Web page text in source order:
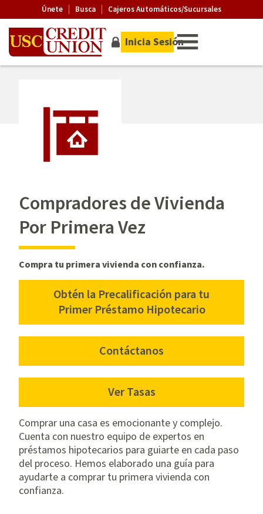
Únete Busca Cajeros Automáticos/Sucursales
Inicia Sesión
Compradores de Vivienda
Por Primera Vez
Compra tu primera vivienda con confianza.
Obtén la Precalificación para tu
Primer Préstamo Hipotecario
for
a
first-
time
home
buyer
loan
Contáctanos
Ver Tasas
Comprar una casa es emocionante y complejo.
Cuenta con nuestro equipo de expertos en
préstamos hipotecarios para guiarte en cada paso
del proceso. Hemos elaborado una guía para
ayudarte a comprar tu primera vivienda con
confianza.